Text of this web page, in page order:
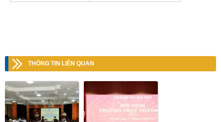
THÔNG TIN LIÊN QUAN